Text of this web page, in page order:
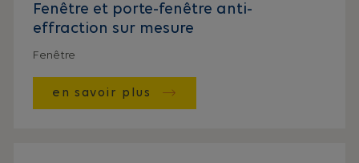
Fenêtre et porte-fenêtre anti-
effraction sur mesure
Fenêtre
en savoir plus